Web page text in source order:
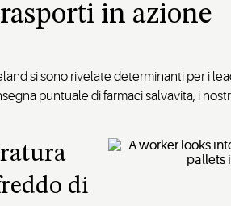
in azione
si sono rivelate determinanti per i
puntuale di farmaci salvavita, i
di